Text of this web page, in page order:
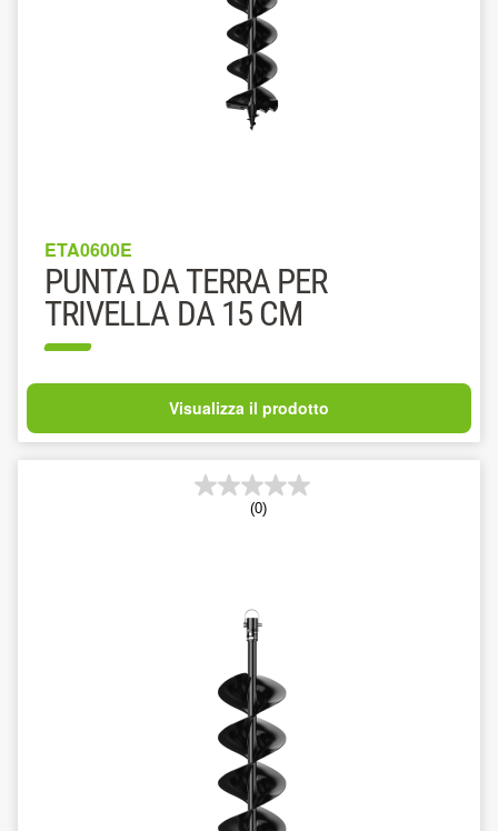
ETA0600E
PUNTA DA TERRA PER
TRIVELLA DA 15 CM
Visualizza il prodotto
(0)